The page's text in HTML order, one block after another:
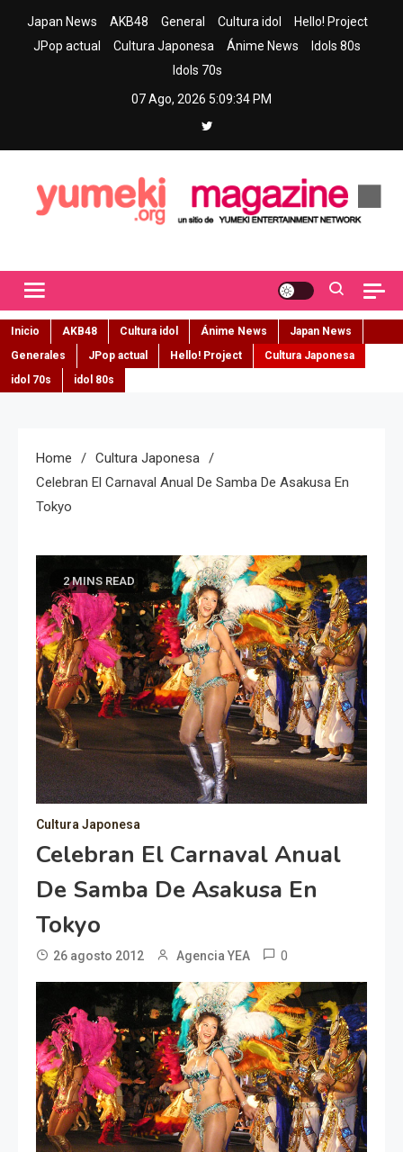
Japan News AKB48 General Cultura idol
Hello! Project
JPop actual
Cultura Japonesa Ánime News
Idols 80s
Idols 70s
07 Ago, 2026 5:09:36 PM
Inicio AKB48 Cultura idol Ánime News
Japan News
Generales
JPop actual Hello! Project
Cultura Japonesa
idol 70s
idol 80s
Home
Cultura Japonesa
Celebran El Carnaval Anual De Samba De Asakusa En
Tokyo
2 MINS READ
Cultura Japonesa
Celebran El Carnaval Anual
De Samba De Asakusa En
Tokyo
26 agosto 2012 Agencia YEA 0